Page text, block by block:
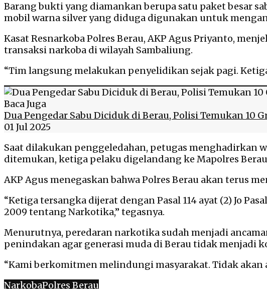
Barang bukti yang diamankan berupa satu paket besar
mobil warna silver yang diduga digunakan untuk
Kasat Resnarkoba Polres Berau, AKP Agus Priyanto,
transaksi narkoba di wilayah Sambaliung.
“Tim langsung melakukan penyelidikan sejak pagi.
Baca Juga
Dua Pengedar Sabu Diciduk di Berau, Polisi Temukan 10
01 Jul 2025
Saat dilakukan penggeledahan, petugas menghadirkan
ditemukan, ketiga pelaku digelandang ke Mapolres
AKP Agus menegaskan bahwa Polres Berau akan terus
“Ketiga tersangka dijerat dengan Pasal 114 ayat (2) Jo
2009 tentang Narkotika,” tegasnya.
Menurutnya, peredaran narkotika sudah menjadi
penindakan agar generasi muda di Berau tidak menjadi
“Kami berkomitmen melindungi masyarakat. Tidak akan
NarkobaPolres Berau